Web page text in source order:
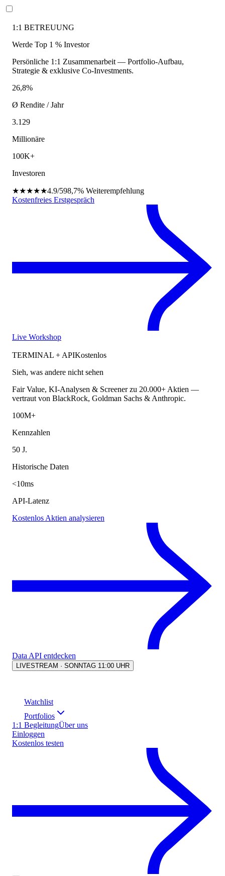
1:1 BETREUUNG
Werde Top 1 % Investor
Persönliche 1:1 Zusammenarbeit — Portfolio-Aufbau,
Strategie & exklusive Co-Investments.
26,8%
Ø Rendite / Jahr
3.129
Millionäre
100K+
Investoren
★★★★★4.9/598,7% Weiterempfehlung
Kostenfreies Erstgespräch
Live Workshop
TERMINAL + APIKostenlos
Sieh, was andere nicht sehen
Fair Value, KI-Analysen & Screener zu 20.000+ Aktien —
vertraut von BlackRock, Goldman Sachs & Anthropic.
100M+
Kennzahlen
50 J.
Historische Daten
<10ms
API-Latenz
Kostenlos Aktien analysieren
Data API entdecken
LIVESTREAM · SONNTAG 11:00 UHR
Watchlist
Portfolios
1:1 BegleitungÜber uns
Einloggen
Kostenlos testen